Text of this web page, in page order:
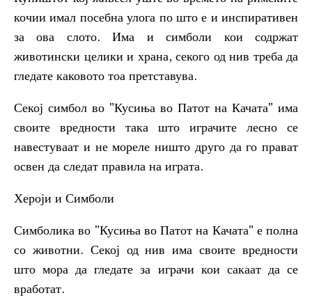
кочии имал посебна улога по што е и инспиративен
за ова слото. Има и симболи кои содржат
животински целики и храна, секого од нив треба да
гледате каковото тоа претставува.
Секој симбол во "Кусиња во Патот на Качата" има
своите вредности така што играчите лесно се
навестуваат и не мореле ништо друго да го прават
освен да следат правила на играта.
Хероји и Симболи
Симболика во "Кусиња во Патот на Качата" е полна
со животни. Секој од нив има своите вредности
што мора да гледате за играчи кои сакаат да се
вработат.